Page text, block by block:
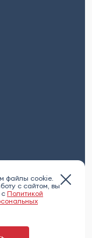
файлы cookie.
с сайтом, вы
сПолитикой